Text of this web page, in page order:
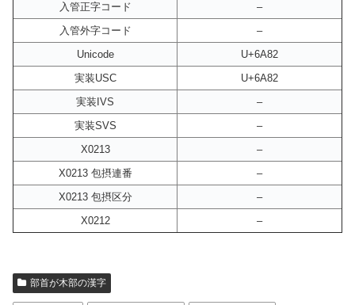
入管正字コード
–
入管外字コード
–
Unicode
U+6A82
実装USC
U+6A82
実装IVS
–
実装SVS
–
X0213
–
X0213 包摂連番
–
X0213 包摂区分
–
X0212
–
部首が木部の漢字